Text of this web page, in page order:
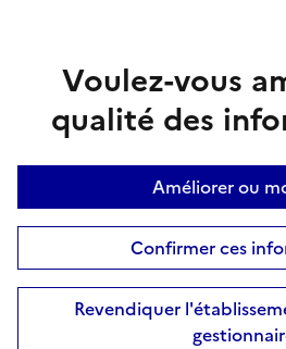
Voulez-vous
qualité des
Améliorer ou
Confirmer ces
Revendiquer